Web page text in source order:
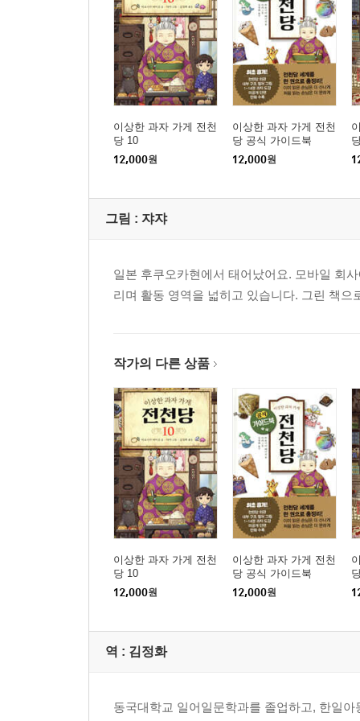
이상한 과자 가게 전천
당 10
12,000원
이상한 과자 가게 전천
당 공식 가이드북
12,000원
그림 : 쟈쟈
일본 후쿠오카현에서 태어났어요. 모바일 회
리며 활동 영역을 넓히고 있습니다. 그린 책
작가의 다른 상품
이상한 과자 가게 전천
당 10
12,000원
이상한 과자 가게 전천
당 공식 가이드북
12,000원
역 : 김정화
동국대학교 일어일문학과를 졸업하고, 한일